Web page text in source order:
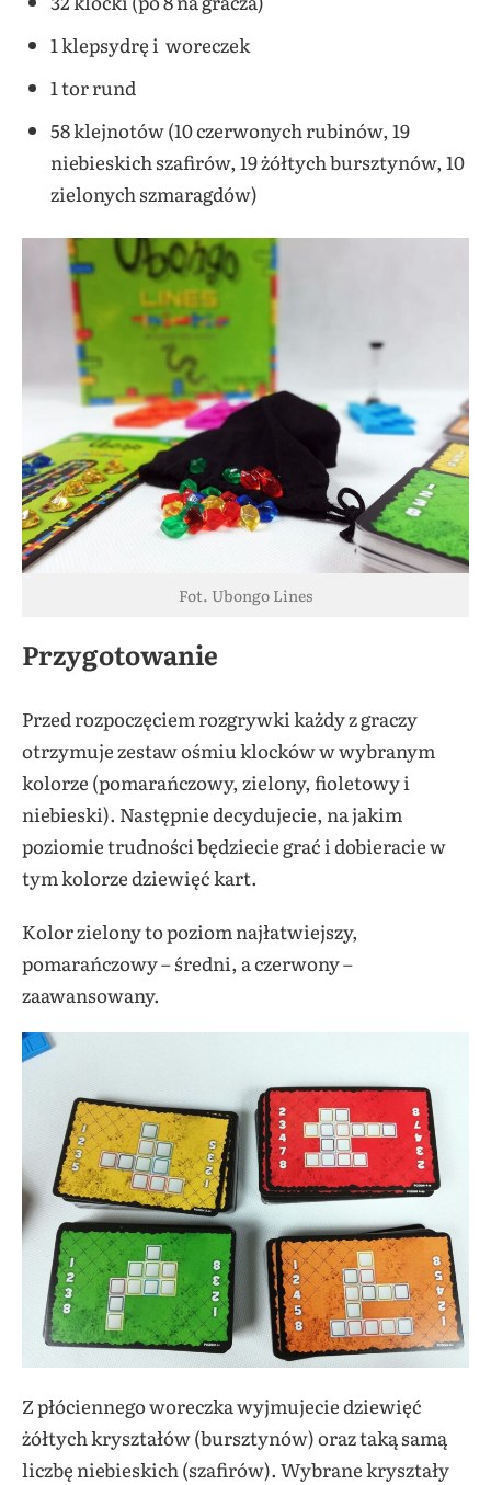
1 klepsydrę i woreczek
1 tor rund
58 klejnotów (10 czerwonych rubinów, 19
niebieskich szafirów, 19 żółtych bursztynów, 10
zielonych szmaragdów)
Fot. Ubongo Lines
Przygotowanie
Przed rozpoczęciem rozgrywki każdy z graczy
otrzymuje zestaw ośmiu klocków w wybranym
kolorze (pomarańczowy, zielony, fioletowy i
niebieski). Następnie decydujecie, na jakim
poziomie trudności będziecie grać i dobieracie w
tym kolorze dziewięć kart.
Kolor zielony to poziom najłatwiejszy,
pomarańczowy – średni, a czerwony –
zaawansowany.
Z płóciennego woreczka wyjmujecie dziewięć
żółtych kryształów (bursztynów) oraz taką samą
liczbę niebieskich (szafirów). Wybrane kryształy